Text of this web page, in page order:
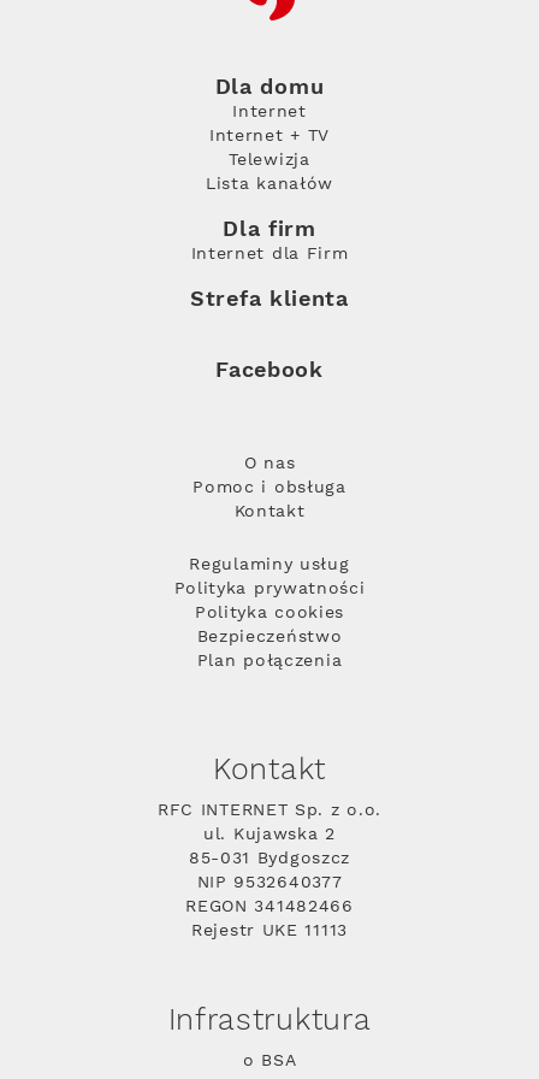
Dla domu
Internet
Internet + TV
Telewizja
Lista kanałów
Dla firm
Internet dla Firm
Strefa klienta
Facebook
O nas
Pomoc i obsługa
Kontakt
Regulaminy usług
Polityka prywatności
Polityka cookies
Bezpieczeństwo
Plan połączenia
Kontakt
RFC INTERNET Sp. z o.o.
ul. Kujawska 2
85-031 Bydgoszcz
NIP 9532640377
REGON 341482466
Rejestr UKE 11113
Infrastruktura
o BSA